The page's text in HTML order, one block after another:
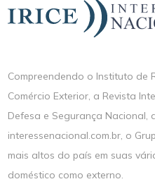
Compreendendo o Instituto de
Comércio Exterior, a Revista
Defesa e Segurança Nacional,
interessenacional.com.br, o
mais altos do país em suas
doméstico como externo.